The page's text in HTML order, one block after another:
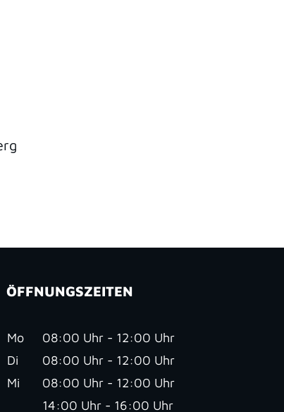
ÖFFNUNGSZEITEN
Mo
08:00 Uhr - 12:00 Uhr
Di
08:00 Uhr - 12:00 Uhr
Mi
08:00 Uhr - 12:00 Uhr
14:00 Uhr - 16:00 Uhr